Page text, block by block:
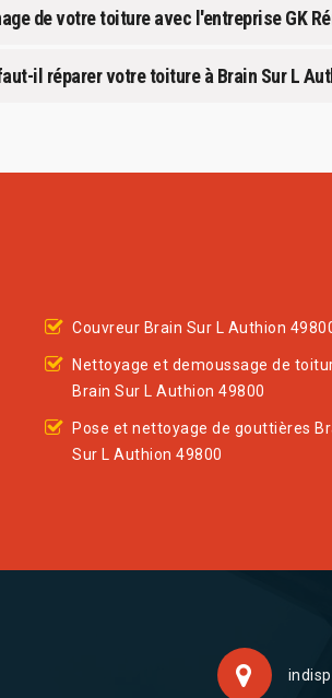
de votre toiture avec l'entreprise GK
il réparer votre toiture à Brain Sur L
Couvreur Brain Sur L Authion
Nettoyage et demoussage de
Brain Sur L Authion 49800
Pose et nettoyage de gouttières
Sur L Authion 49800